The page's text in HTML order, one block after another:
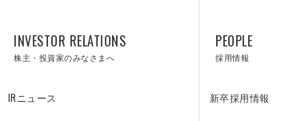
INVESTOR RELATIONS
株主・投資家のみなさまへ
IRニュース
PEOPLE
採用情報
新卒採用情報